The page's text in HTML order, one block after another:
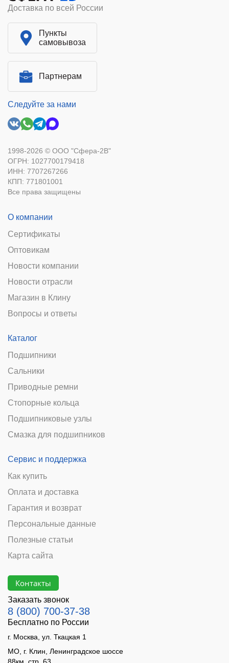
Доставка по всей России
Пункты
самовывоза
Партнерам
Следуйте за нами
1998-2026 © ООО "Сфера-2В"
ОГРН: 1027700179418
ИНН: 7707267266
КПП: 771801001
Все права защищены
О компании
Сертификаты
Оптовикам
Новости компании
Новости отрасли
Магазин в Клину
Вопросы и ответы
Каталог
Подшипники
Сальники
Приводные ремни
Стопорные кольца
Подшипниковые узлы
Смазка для подшипников
Сервис и поддержка
Как купить
Оплата и доставка
Гарантия и возврат
Персональные данные
Полезные статьи
Карта сайта
Контакты
Заказать звонок
8 (800) 700-37-38
Бесплатно по России
г. Москва, ул. Ткацкая 1
МО, г. Клин, Ленинградское шоссе